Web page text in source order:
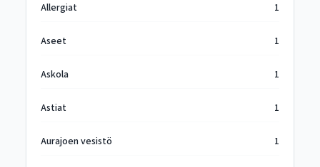
Allergiat 1
Aseet 1
Askola 1
Astiat 1
Aurajoen vesistö 1